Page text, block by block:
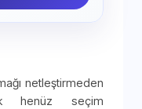
netleştirmeden
henüz seçim